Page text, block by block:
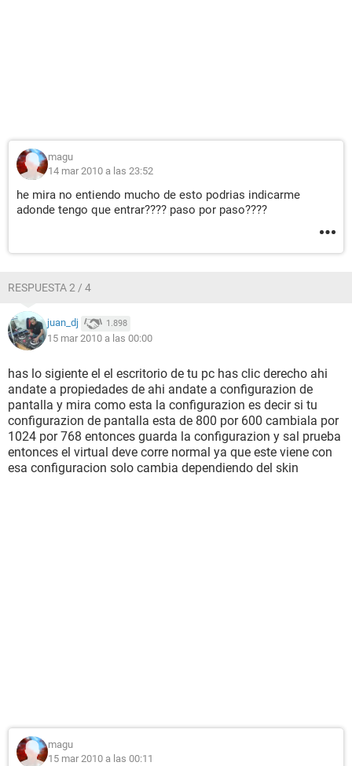
magu
14 mar 2010 a las 23:52
he mira no entiendo mucho de esto podrias indicarme
adonde tengo que entrar???? paso por paso????
RESPUESTA 2 / 4
juan_dj 1.898
15 mar 2010 a las 00:00
has lo sigiente el el escritorio de tu pc has clic derecho ahi
andate a propiedades de ahi andate a configurazion de
pantalla y mira como esta la configurazion es decir si tu
configurazion de pantalla esta de 800 por 600 cambiala por
1024 por 768 entonces guarda la configurazion y sal prueba
entonces el virtual deve corre normal ya que este viene con
esa configuracion solo cambia dependiendo del skin
magu
15 mar 2010 a las 00:11